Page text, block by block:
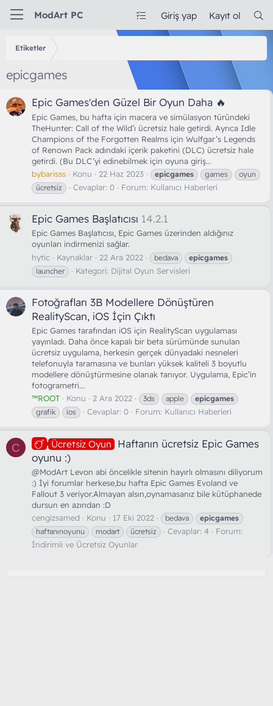
ModArt PC Giriş yap Kayıt ol
Etiketler
epicgames
Epic Games'den Güzel Bir Oyun Daha 🔥
Epic Games, bu hafta için macera ve simülasyon türündeki
TheHunter: Call of the Wild’ı ücretsiz hale getirdi. Ayrıca Idle
Champions of the Forgotten Realms için Wulfgar’s Legends
of Renown Pack adındaki içerik paketini (DLC) ücretsiz hale
getirdi. (Bu DLC’yi edinebilmek için oyuna giriş...
bybarisss
Konu 22 Haz 2023 epicgames games
oyun
ücretsiz
Cevaplar: 0 Forum: Kullanıcı Haberleri
Epic Games Başlatıcısı 14.2.1
Epic Games Başlatıcısı, Epic Games üzerinden aldığınız
oyunları indirmenizi sağlar.
hytic
Kaynaklar 22 Ara 2022 bedava
epicgames
launcher
Kategori: Dijital Oyun Servisleri
Fotoğrafları 3B Modellere Dönüştüren
RealityScan, iOS İçin Çıktı
Epic Games tarafından iOS için RealityScan uygulaması
yayınladı. Daha önce kapalı bir beta sürümünde sunulan
ücretsiz uygulama, herkesin gerçek dünyadaki nesneleri
telefonuyla taramasına ve bunları yüksek kaliteli 3 boyutlu
modellere dönüştürmesine olanak tanıyor. Uygulama, Epic’in
fotogrametri...
™ROOT
Konu 2 Ara 2022 3ds apple
epicgames
grafik
ios Cevaplar: 0 Forum: Kullanıcı Haberleri
C Ücretsiz Oyun
Haftanın ücretsiz Epic Games
oyunu :)
@ModArt Levon abi öncelikle sitenin hayırlı olmasını diliyorum
:) İyi forumlar herkese,bu hafta Epic Games Evoland ve
Fallout 3 veriyor.Almayan alsın,oynamasanız bile kütüphanede
dursun en azından :D
cengizsamed
Konu 17 Eki 2022 bedava
epicgames
haftanınoyunu
modart ücretsiz Cevaplar: 4
Forum:
İndirimli ve Ücretsiz Oyunlar